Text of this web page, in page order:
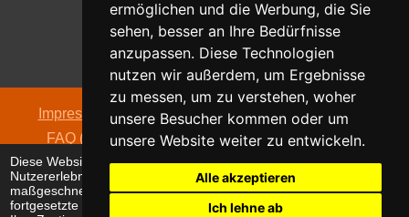
Diese Website verwendet Cookies, um Ihr
Nutzererlebnis zu verbessern und
maßgeschneiderte Anzeigen anzuzeigen. Die
fortgesetzte Nutzung dieser Website bestätigt
ermöglichen und die Werbung, die Sie
sehen, besser an Ihre Bedürfnisse
anzupassen. Diese Technologien
nutzen wir außerdem, um Ergebnisse
zu messen, um zu verstehen, woher
unsere Besucher kommen oder um
unsere Website weiter zu entwickeln.
Alle akzeptieren
Ich lehne ab
Adresse
Oldentruper Straße 104
33604 Bielefeld
Impressum |Datenschutzerklärung|AGB|Kontakt
FAQ (häufig gestellte Fragen)|Hinweispflicht zur
Batterieentsorgung
© 2026 alpha electronic